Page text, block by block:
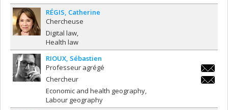
RÉGIS Catherine
Chercheuse
Digital law
Health law
RIOUX Sébastien
Professeur agrégé
Chercheur
Economic and health geography
Labour geography